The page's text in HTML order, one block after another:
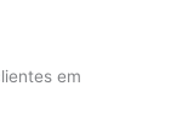
em